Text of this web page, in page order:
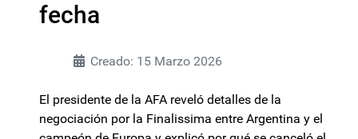
fecha
Creado: 15 Marzo 2026
El presidente de la AFA reveló detalles de la
negociación por la Finalissima entre Argentina y el